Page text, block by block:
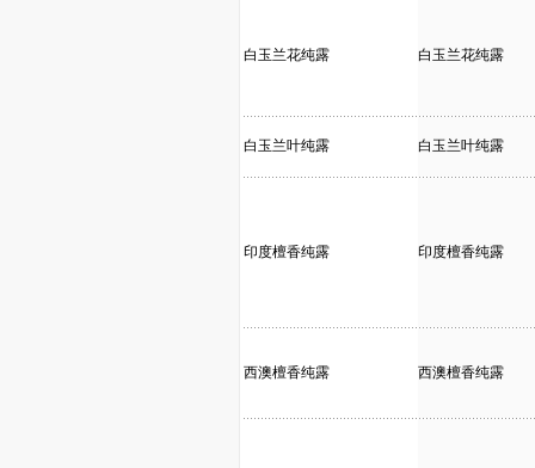
白玉兰花纯露 白玉兰花纯露
白玉兰叶纯露 白玉兰叶纯露
印度檀香纯露 印度檀香纯露
西澳檀香纯露 西澳檀香纯露